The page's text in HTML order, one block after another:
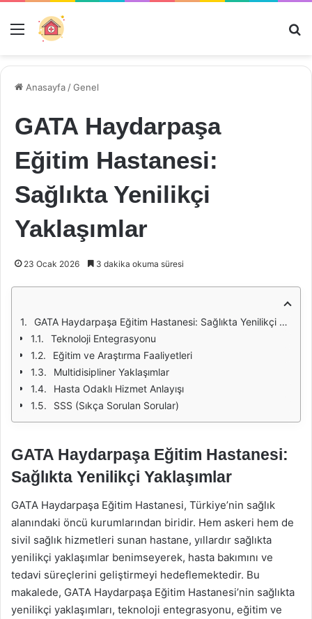
Menü
Anasayfa /Genel
GATA Haydarpaşa
Eğitim Hastanesi:
Sağlıkta Yenilikçi
Yaklaşımlar
23 Ocak 2026 3 dakika okuma süresi
GATA Haydarpaşa Eğitim Hastanesi: Sağlıkta Yenilikçi Yaklaşımlar
Teknoloji Entegrasyonu
Eğitim ve Araştırma Faaliyetleri
Multidisipliner Yaklaşımlar
Hasta Odaklı Hizmet Anlayışı
SSS (Sıkça Sorulan Sorular)
GATA Haydarpaşa Eğitim Hastanesi:
Sağlıkta Yenilikçi Yaklaşımlar
GATA Haydarpaşa Eğitim Hastanesi, Türkiye’nin sağlık
alanındaki öncü kurumlarından biridir. Hem askeri hem de
sivil sağlık hizmetleri sunan hastane, yıllardır sağlıkta
yenilikçi yaklaşımlar benimseyerek, hasta bakımını ve
tedavi süreçlerini geliştirmeyi hedeflemektedir. Bu
makalede, GATA Haydarpaşa Eğitim Hastanesi’nin sağlıkta
yenilikçi yaklaşımları, teknoloji entegrasyonu, eğitim ve